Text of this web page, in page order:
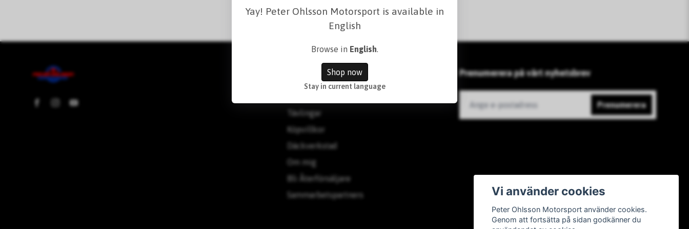
Tävlingar
Köpvillkor
Däckverkstad
Om mig
Bli Återförsäljare
Sammarbetspartners
Prenumerera på vårt nyhetsbrev
Prenumerera
Vi använder cookies
Peter Ohlsson Motorsport använder cookies.
Genom att fortsätta på sidan godkänner du
Yay! Peter Ohlsson Motorsport is available in
English
Browse in English.
Shop now
Stay in current language